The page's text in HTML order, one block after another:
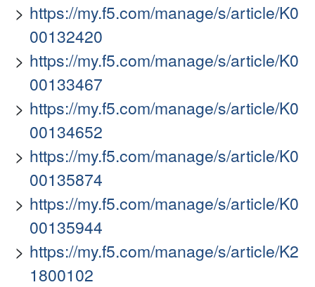
https://my.f5.com/manage/s/article/K0
00132420
https://my.f5.com/manage/s/article/K0
00133467
https://my.f5.com/manage/s/article/K0
00134652
https://my.f5.com/manage/s/article/K0
00135874
https://my.f5.com/manage/s/article/K0
00135944
https://my.f5.com/manage/s/article/K2
1800102